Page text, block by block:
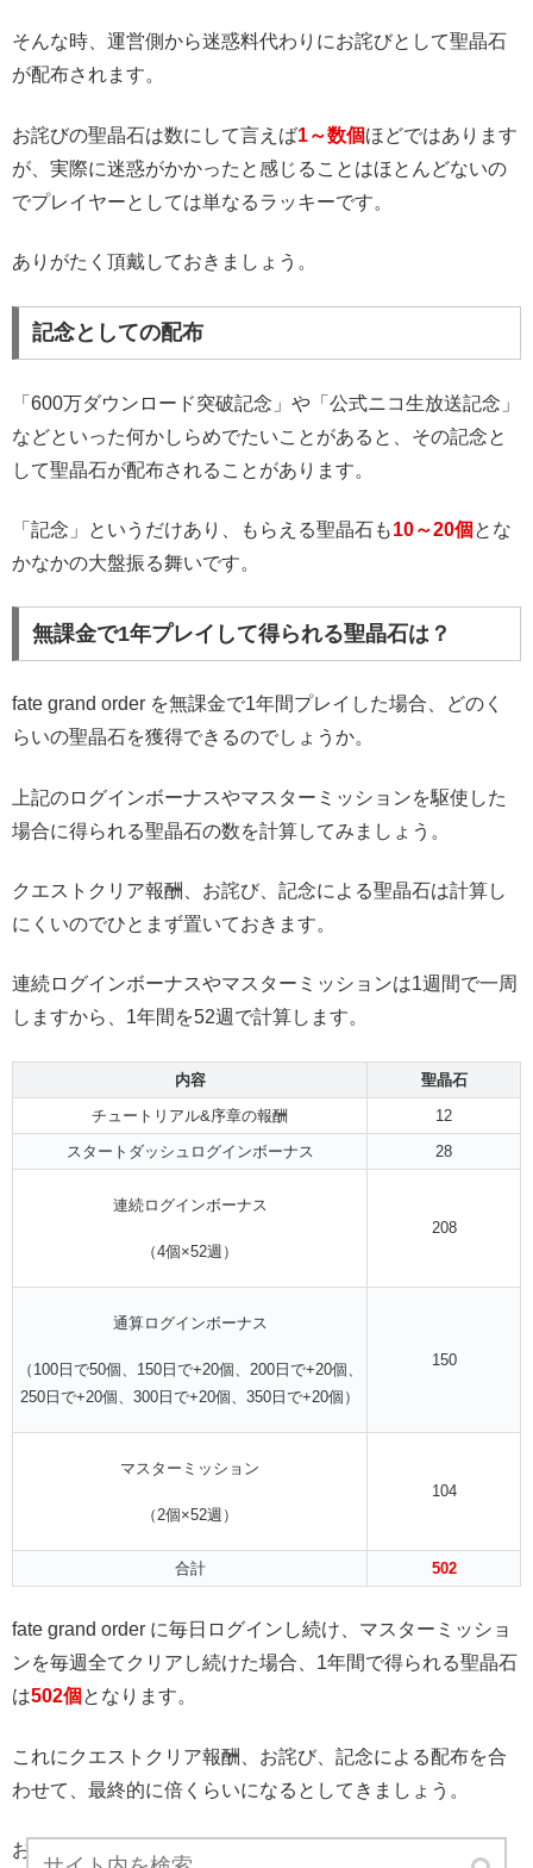
そんな時、運営側から迷惑料代わりにお詫びとして聖晶石
が配布されます。
お詫びの聖晶石は数にして言えば1～数個ほどではあります
が、実際に迷惑がかかったと感じることはほとんどないの
でプレイヤーとしては単なるラッキーです。
ありがたく頂戴しておきましょう。
記念としての配布
「600万ダウンロード突破記念」や「公式ニコ生放送記念」
などといった何かしらめでたいことがあると、その記念と
して聖晶石が配布されることがあります。
「記念」というだけあり、もらえる聖晶石も10～20個 とな
かなかの大盤振る舞いです。
無課金で1年プレイして得られる聖晶石は？
fate grand order を無課金で1年間プレイした場合、どのく
らいの聖晶石を獲得できるのでしょうか。
上記のログインボーナスやマスターミッションを駆使した
場合に得られる聖晶石の数を計算してみましょう。
クエストクリア報酬、お詫び、記念による聖晶石は計算し
にくいのでひとまず置いておきます。
連続ログインボーナスやマスターミッションは1週間で一周
しますから、1年間を52週で計算します。
内容
聖晶石
チュートリアル&序章の報酬
12
スタートダッシュログインボーナス
28
連続ログインボーナス
（4個×52週）
208
通算ログインボーナス
（100日で50個、150日で+20個、200日で+20個、
250日で+20個、300日で+20個、350日で+20個）
150
マスターミッション
（2個×52週）
104
合計 502
fate grand order に毎日ログインし続け、マスターミッショ
ンを毎週全てクリアし続けた場合、1年間で得られる聖晶石
は502個 となります。
これにクエストクリア報酬、お詫び、記念による配布を合
わせて、最終的に倍くらいになるとしてきましょう。
おおよそですが、1年間で